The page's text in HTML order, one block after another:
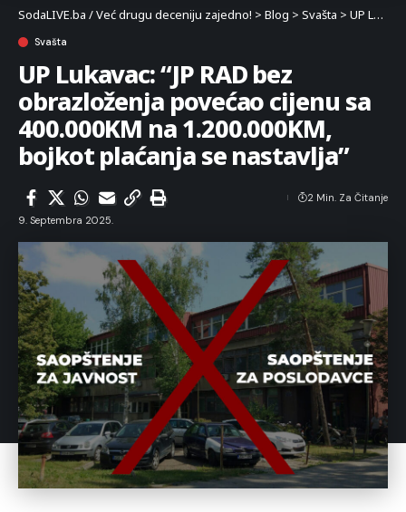
SodaLIVE.ba / Već drugu deceniju zajedno! > Blog > Svašta > UP Lukavac: “JP RAD bez obrazloženja povećao cijenu sa 400.000KM na 1.200.000KM, bojkot plaćanja se nastavlja”
Svašta
UP Lukavac: “JP RAD bez
obrazloženja povećao cijenu sa
400.000KM na 1.200.000KM,
bojkot plaćanja se nastavlja”
9. Septembra 2025.
2 Min. Za Čitanje